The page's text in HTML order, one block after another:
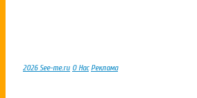
2026 See-me.ru О Нас Реклама